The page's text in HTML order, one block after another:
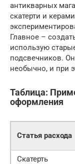
антикварных
скатерти и
Главное –
использую
подсвечников.
необычно, и при
Таблица:
оформления
Статья расхода
Скатерть